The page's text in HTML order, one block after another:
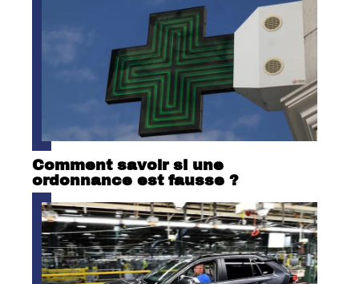
Comment savoir si une
ordonnance est fausse ?